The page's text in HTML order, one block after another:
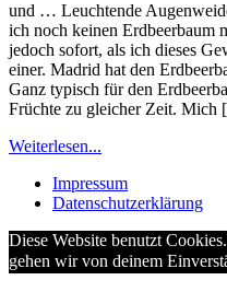
und … Leuchtende
ich noch keinen Erdbeerbaum
jedoch sofort, als ich dieses
einer. Madrid hat den
Ganz typisch für den
Früchte zu gleicher Zeit.
Weiterlesen...
Impressum
Datenschutzerklärung
Diese Website benutzt
gehen wir von deinem